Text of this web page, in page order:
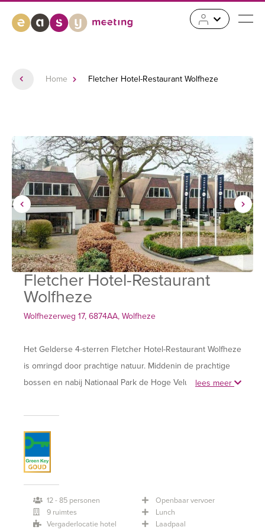
Home Fletcher Hotel-Restaurant Wolfheze
Fletcher Hotel-Restaurant
Wolfheze
Wolfhezerweg 17, 6874AA, Wolfheze
Het Gelderse 4-sterren Fletcher Hotel-Restaurant Wolfheze
is omringd door prachtige natuur. Middenin de prachtige
bossen en nabij Nationaal Park de Hoge Veluwe en de
hotel de perfecte ligging voor heerlijke fiets- en
wandeltochten. Voel je thuis in één van de 70 comfortabele
hotelkamers en neem plaats in het sfeervolle restaurant
van het hotel, De Tuin van Wolfheze.
Fletcher Hotel-Restaurant Wolfheze is met 12
multifunctionele vergaderzalen, voor zowel kleine als grote
lees meer
12 - 85 personen
9 ruimtes
Vergaderlocatie hotel
Openbaar vervoer
Lunch
Laadpaal